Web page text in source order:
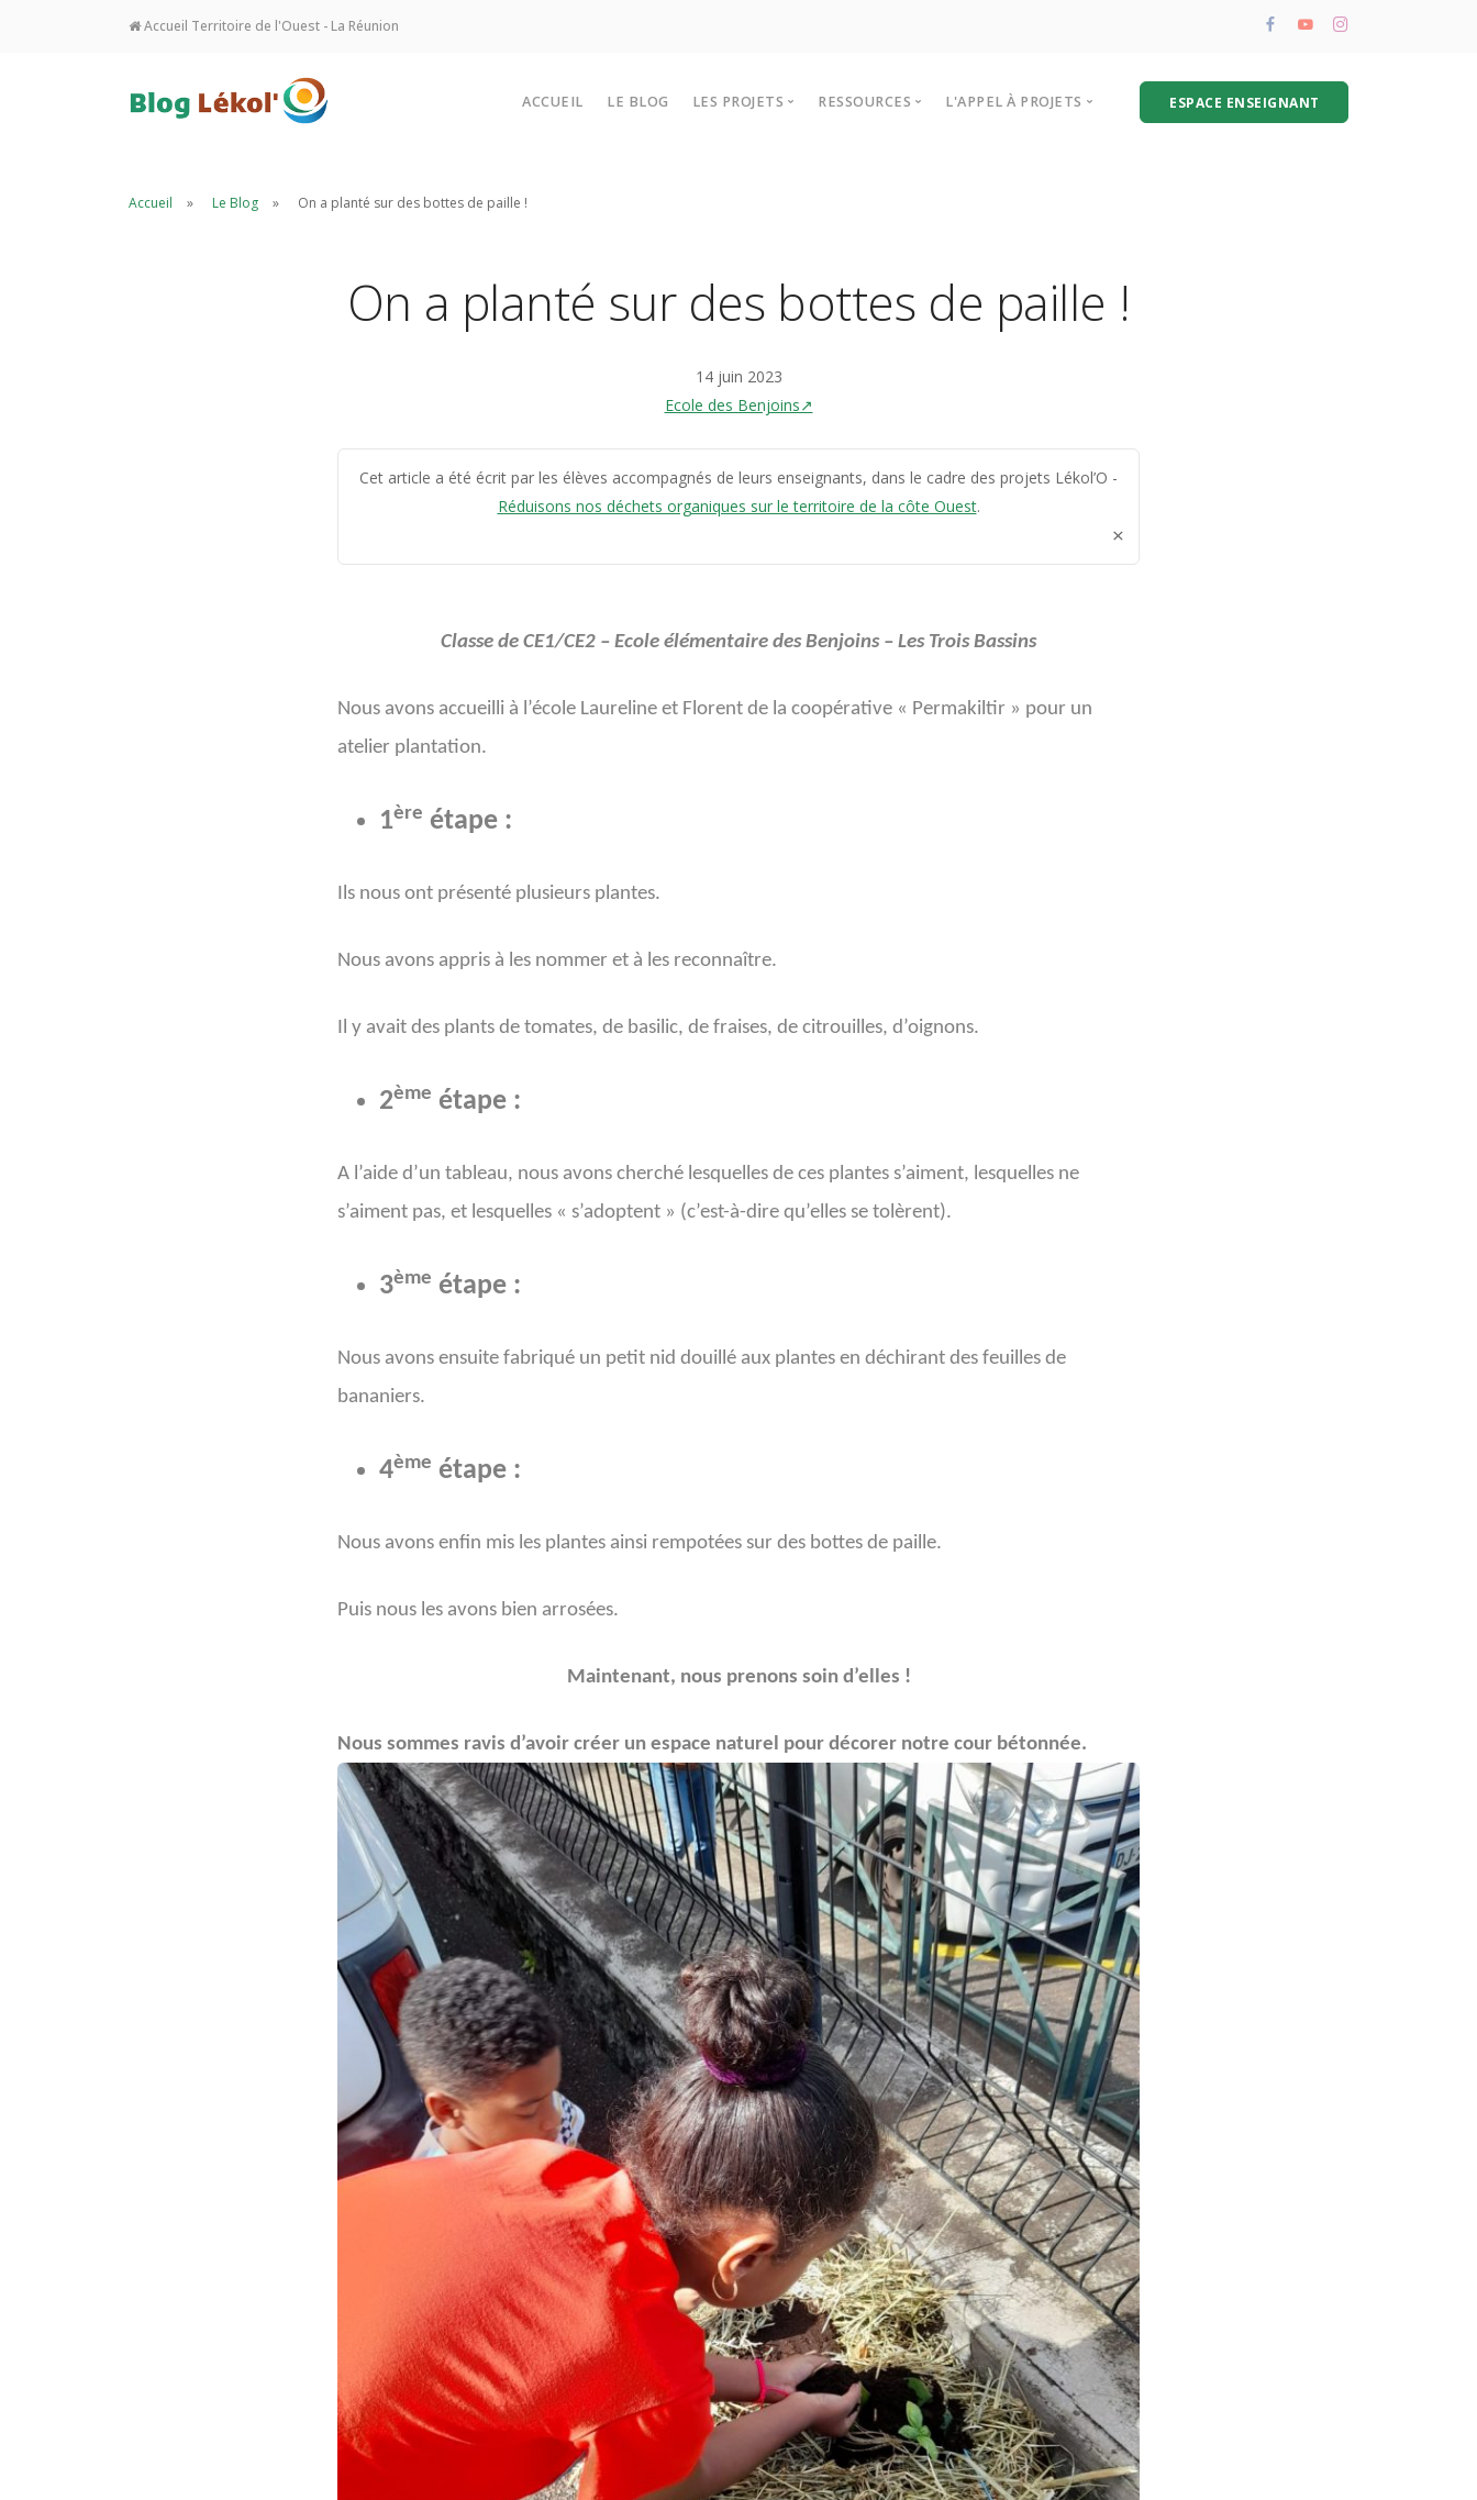
Accueil Territoire de l'Ouest - La Réunion
ACCUEIL LE BLOG LES PROJETS RESSOURCES L'APPEL À PROJETS ESPACE ENSEIGNANT
Accueil Le Blog On a planté sur des bottes de paille !
On a planté sur des bottes de paille !
14 juin 2023
Ecole des Benjoins↗
Cet article a été écrit par les élèves accompagnés de leurs enseignants, dans le cadre des projets Lékol’O -
Réduisons nos déchets organiques sur le territoire de la côte Ouest.
×
Classe de CE1/CE2 – Ecole élémentaire des Benjoins – Les Trois Bassins
Nous avons accueilli à l’école Laureline et Florent de la coopérative « Permakiltir » pour un
atelier plantation.
1ère étape :
Ils nous ont présenté plusieurs plantes.
Nous avons appris à les nommer et à les reconnaître.
Il y avait des plants de tomates, de basilic, de fraises, de citrouilles, d’oignons.
2ème étape :
A l’aide d’un tableau, nous avons cherché lesquelles de ces plantes s’aiment, lesquelles ne
s’aiment pas, et lesquelles « s’adoptent » (c’est-à-dire qu’elles se tolèrent).
3ème étape :
Nous avons ensuite fabriqué un petit nid douillé aux plantes en déchirant des feuilles de
bananiers.
4ème étape :
Nous avons enfin mis les plantes ainsi rempotées sur des bottes de paille.
Puis nous les avons bien arrosées.
Maintenant, nous prenons soin d’elles !
Nous sommes ravis d’avoir créer un espace naturel pour décorer notre cour bétonnée.